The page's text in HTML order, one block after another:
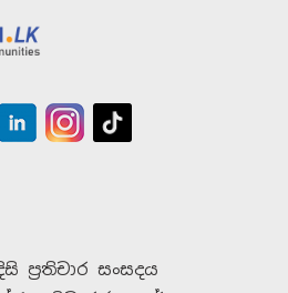
ප්‍රතිචාර සංසදය